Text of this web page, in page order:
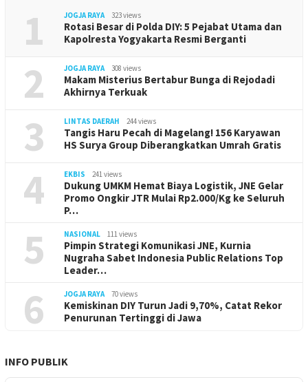
1 JOGJA RAYA 323 views
Rotasi Besar di Polda DIY: 5 Pejabat Utama dan
Kapolresta Yogyakarta Resmi Berganti
2 JOGJA RAYA 308 views
Makam Misterius Bertabur Bunga di Rejodadi
Akhirnya Terkuak
3 LINTAS DAERAH 244 views
Tangis Haru Pecah di Magelang! 156 Karyawan
HS Surya Group Diberangkatkan Umrah Gratis
4 EKBIS 241 views
Dukung UMKM Hemat Biaya Logistik, JNE Gelar
Promo Ongkir JTR Mulai Rp2.000/Kg ke Seluruh
P…
5 NASIONAL 111 views
Pimpin Strategi Komunikasi JNE, Kurnia
Nugraha Sabet Indonesia Public Relations Top
Leader…
6 JOGJA RAYA 70 views
Kemiskinan DIY Turun Jadi 9,70%, Catat Rekor
Penurunan Tertinggi di Jawa
INFO PUBLIK